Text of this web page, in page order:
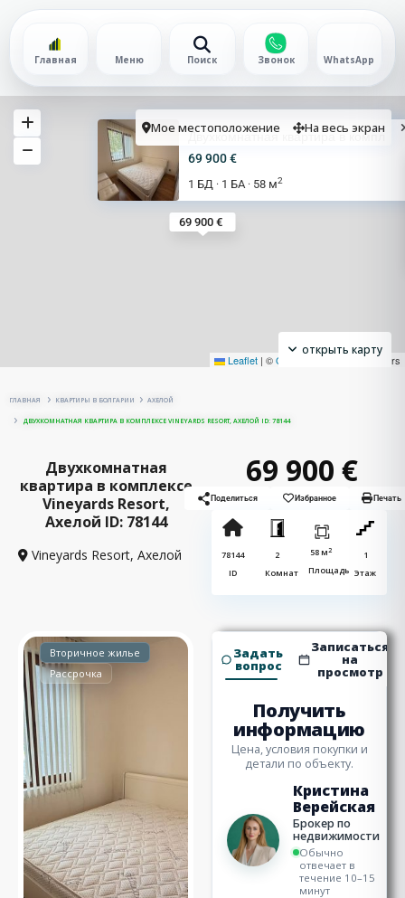
Главная Меню Поиск Звонок WhatsApp
69 900 €
Двухкомнатная квартира в компл
69 900 €
1 БД · 1 БА · 58 м2
Leaflet | ©OpenStreetMap contributors
открыть карту
Мое местоположение На весь экран
ГЛАВНАЯ КВАРТИРЫ В БОЛГАРИИ АХЕЛОЙ
ДВУХКОМНАТНАЯ КВАРТИРА В КОМПЛЕКСЕ VINEYARDS RESORT, АХЕЛОЙ ID: 78144
Двухкомнатная
квартира в комплексе
Vineyards Resort,
Ахелой ID: 78144
Vineyards Resort, Ахелой
69 900 €
Поделиться Избранное Печать
78144
ID
2
Комнат
58 м2
Площадь
1
Этаж
Вторичное жилье
Рассрочка
Задать
вопрос
Записаться
на
просмотр
Получить
информацию
Цена, условия покупки и
детали по объекту.
Кристина
Верейская
Брокер по
недвижимости
Обычно
отвечает в
течение 10–15
минут